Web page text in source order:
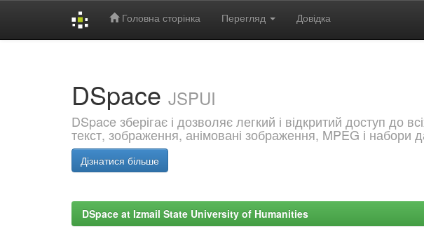
Головна сторінка Перегляд Довідка
DSpace JSPUI
DSpace зберігає і дозволяє легкий і відкритий доступ до
текст, зображення, анімовані зображення, MPEG і набори
Дізнатися більше
DSpace at Izmail State University of Humanities